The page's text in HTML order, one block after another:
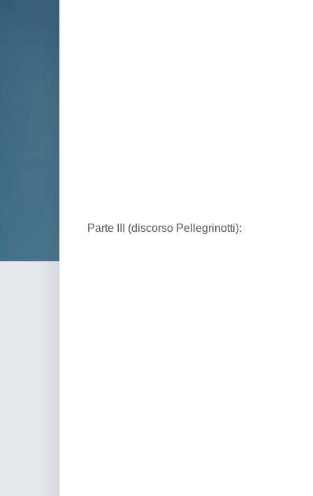
Parte III (discorso Pellegrinotti):